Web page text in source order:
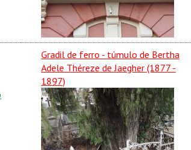
Gradil de ferro - túmulo de Bertha
Adele Théreze de Jaegher (1877 -
1897)